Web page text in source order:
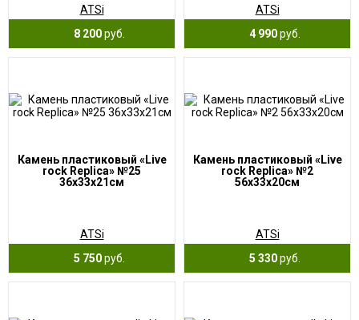
ATSi
8 200руб.
ATSi
4 990руб.
Камень пластиковый «Live
rock Replica» №25
36х33х21см
ATSi
5 750руб.
Камень пластиковый «Live
rock Replica» №2
56х33х20см
ATSi
5 330руб.